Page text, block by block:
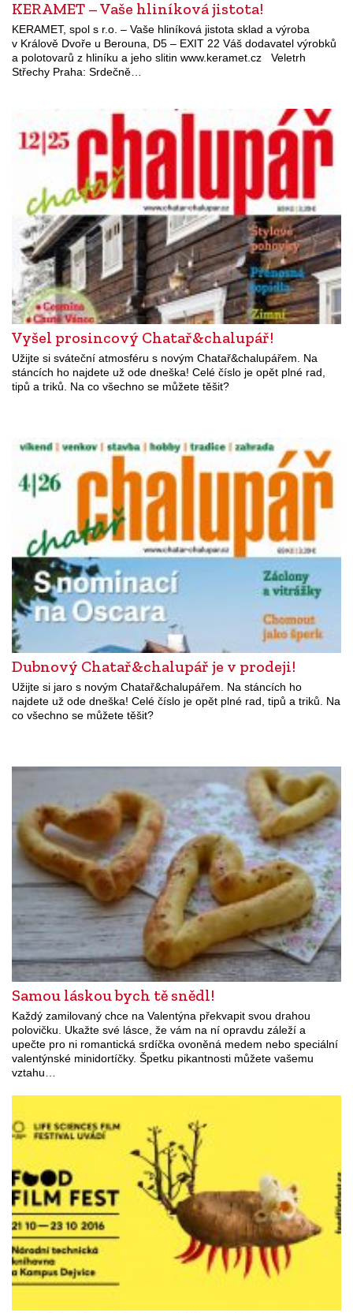
KERAMET – Vaše hliníková jistota!
KERAMET, spol s r.o. – Vaše hliníková jistota sklad a výroba
v Králově Dvoře u Berouna, D5 – EXIT 22 Váš dodavatel výrobků
a polotovarů z hliníku a jeho slitin www.keramet.cz Veletrh
Střechy Praha: Srdečně…
Vyšel prosincový Chatař&chalupář!
Užijte si sváteční atmosféru s novým Chatař&chalupářem. Na
stáncích ho najdete už ode dneška! Celé číslo je opět plné rad,
tipů a triků. Na co všechno se můžete těšit?
Dubnový Chatař&chalupář je v prodeji!
Užijte si jaro s novým Chatař&chalupářem. Na stáncích ho
najdete už ode dneška! Celé číslo je opět plné rad, tipů a triků. Na
co všechno se můžete těšit?
Samou láskou bych tě snědl!
Každý zamilovaný chce na Valentýna překvapit svou drahou
polovičku. Ukažte své lásce, že vám na ní opravdu záleží a
upečte pro ni romantická srdíčka ovoněná medem nebo speciální
valentýnské minidortíčky. Špetku pikantnosti můžete vašemu
vztahu…